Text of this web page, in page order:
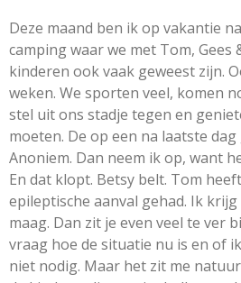
Deze maand ben ik op vakantie
camping waar we met Tom, Gees
kinderen ook vaak geweest zijn.
weken. We sporten veel, komen
stel uit ons stadje tegen en
moeten. De op een na laatste
Anoniem. Dan neem ik op, want
En dat klopt. Betsy belt. Tom
epileptische aanval gehad. Ik
maag. Dan zit je even veel te ver
vraag hoe de situatie nu is en of
niet nodig. Maar het zit me